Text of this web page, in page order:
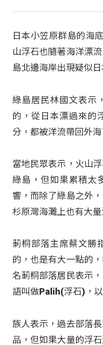
日本小笠原群島的海
山浮石也隨著海洋漂
島北邊海岸出現疑似
綠島居民林國文表示
的，從日本漂過來的
分，都被洋流帶回外海
當地民眾表示，火山
綠島，但如果累積太
響，而除了綠島之外
杉原灣海灘上也有大量
莿桐部落主席蔡文勝
的，也是有大一點的
名莿桐部落居民表示
語叫做Palih(浮石)，
族人表示，過去部落
品，但如果大量的浮